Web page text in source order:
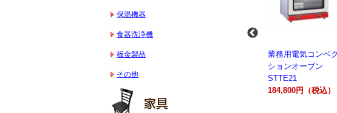
業務用スパイラルミ
HTHS30IN
595,100円（税込）
業務用電気コンベク
ションオーブン
STTE66F
242,000円（税込）
保温機器
食器洗浄機
板金製品
その他